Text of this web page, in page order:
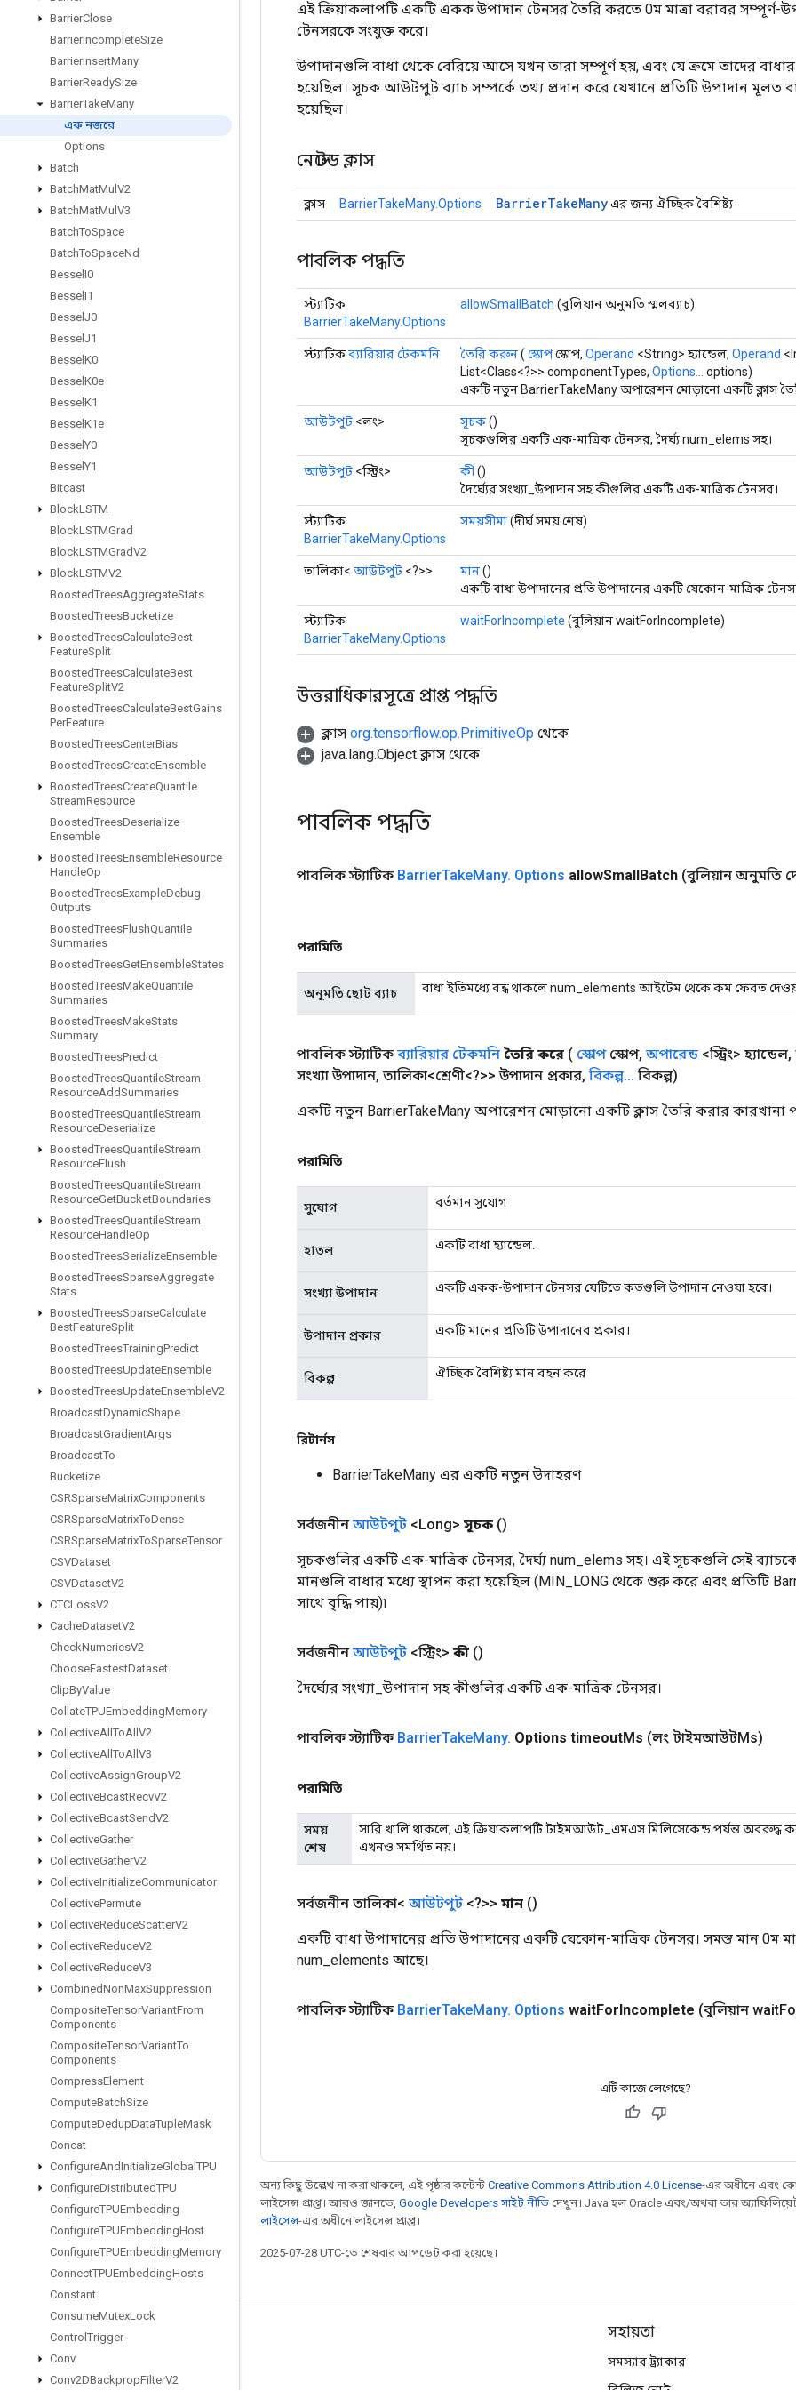
BarrierClose
BarrierIncompleteSize
BarrierInsertMany
BarrierReadySize
BarrierTakeMany
এক নজরে
Options
Batch
BatchMatMul V2
BatchMatMul V3
BatchToSpace
BatchToSpaceNd
Bessel I0
Bessel I1
Bessel J0
Bessel J1
Bessel K0
Bessel K0e
Bessel K1
Bessel K1e
Bessel Y0
Bessel Y1
Bitcast
BlockLSTM
BlockLSTMGrad
BlockLSTMGradV2
BlockLSTMV2
BoostedTreesAggregateStats
BoostedTreesBucketize
BoostedTreesCalculateBest
FeatureSplit
BoostedTreesCalculateBest
FeatureSplitV2
BoostedTreesCalculateBestGains
PerFeature
BoostedTreesCenterBias
BoostedTreesCreateEnsemble
BoostedTreesCreateQuantile
StreamResource
BoostedTreesDeserialize
Ensemble
BoostedTreesEnsembleResource
HandleOp
BoostedTreesExampleDebug
Outputs
BoostedTreesFlushQuantile
Summaries
BoostedTreesGetEnsembleStates
BoostedTreesMakeQuantile
Summaries
BoostedTreesMakeStats
Summary
BoostedTreesPredict
BoostedTreesQuantileStream
ResourceAddSummaries
BoostedTreesQuantileStream
ResourceDeserialize
BoostedTreesQuantileStream
ResourceFlush
BoostedTreesQuantileStream
ResourceGetBucketBoundaries
BoostedTreesQuantileStream
ResourceHandleOp
BoostedTreesSerializeEnsemble
BoostedTreesSparseAggregate
Stats
BoostedTreesSparseCalculate
BestFeatureSplit
BoostedTreesTrainingPredict
BoostedTreesUpdateEnsemble
BoostedTreesUpdateEnsembleV2
BroadcastDynamicShape
BroadcastGradientArgs
BroadcastTo
Bucketize
CSRSparseMatrixComponents
CSRSparseMatrixToDense
CSRSparseMatrixToSparseTensor
CSVDataset
CSVDatasetV2
CTCLossV2
CacheDatasetV2
CheckNumericsV2
ChooseFastestDataset
ClipByValue
CollateTPUEmbeddingMemory
CollectiveAll ToAll V2
CollectiveAll ToAll V3
CollectiveAssignGroupV2
CollectiveBcastRecvV2
CollectiveBcastSendV2
CollectiveGather
CollectiveGatherV2
CollectiveInitializeCommunicator
CollectivePermute
CollectiveReduceScatterV2
CollectiveReduceV2
CollectiveReduceV3
CombinedNonMaxSuppression
CompositeTensorVariantFrom
Components
CompositeTensorVariantTo
Components
CompressElement
ComputeBatchSize
ComputeDedupDataTupleMask
Concat
ConfigureAndInitializeGlobal TPU
ConfigureDistributedTPU
ConfigureTPUEmbedding
ConfigureTPUEmbeddingHost
ConfigureTPUEmbeddingMemory
ConnectTPUEmbeddingHosts
Constant
ConsumeMutexLock
Control Trigger
Conv
Conv2DBackpropFilterV2
এই ক্রিয়াকলাপটি একটি একক উপাদান টেনসর তৈরি করতে 0ম মাত্রা বরাবর সম্পূর্ণ-
টেনসরকে সংযুক্ত করে।
উপাদানগুলি বাধা থেকে বেরিয়ে আসে যখন তারা সম্পূর্ণ হয়, এবং যে ক্রমে তাদের বাধার
হয়েছিল। সূচক আউটপুট ব্যাচ সম্পর্কে তথ্য প্রদান করে যেখানে প্রতিটি উপাদান মূলত
হয়েছিল।
নেস্টেড ক্লাস
ক্লাস BarrierTakeMany.Options BarrierTakeManyএর জন্য ঐচ্ছিক বৈশিষ্ট্য
পাবলিক পদ্ধতি
স্ট্যাটিক
BarrierTakeMany.Options
allowSmallBatch (বুলিয়ান অনুমতি স্মলব্যাচ)
স্ট্যাটিকব্যারিয়ার টেকমনি তৈরি করুন( স্কোপস্কোপ, Operand <String> হ্যান্ডেল, Operand
List<Class<?>> componentTypes, Options...
options)
একটি নতুন BarrierTakeMany অপারেশন মোড়ানো একটি ক্লাস
আউটপুট <লং> সূচক()
সূচকগুলির একটি এক-মাত্রিক টেনসর, দৈর্ঘ্য num_elems সহ।
আউটপুট <স্ট্রিং> কী()
দৈর্ঘ্যের সংখ্যা_উপাদান সহ কীগুলির একটি এক-মাত্রিক টেনসর।
স্ট্যাটিক
BarrierTakeMany.Options
সময়সীমা(দীর্ঘ সময় শেষ)
তালিকা< আউটপুট <?>> মান()
একটি বাধা উপাদানের প্রতি উপাদানের একটি যেকোন-মাত্রিক
স্ট্যাটিক
BarrierTakeMany.Options
waitForIncomplete (বুলিয়ান waitForIncomplete)
উত্তরাধিকারসূত্রে প্রাপ্ত পদ্ধতি
ক্লাস org.tensorflow.op.PrimitiveOp থেকে
java.lang.Object ক্লাস থেকে
পাবলিক পদ্ধতি
পাবলিক স্ট্যাটিক BarrierTakeMany. Options allowSmallBatch (বুলিয়ান অনুমতি
পরামিতি
অনুমতি ছোট ব্যাচ বাধা ইতিমধ্যে বন্ধ থাকলে num_elements আইটেম থেকে কম ফেরত
পাবলিক স্ট্যাটিক ব্যারিয়ার টেকমনি তৈরি করে ( স্কোপস্কোপ, অপারেন্ড <স্ট্রিং> হ্যান্ডেল,
সংখ্যা উপাদান, তালিকা<শ্রেণী<?>> উপাদান প্রকার, বিকল্প... বিকল্প)
একটি নতুন BarrierTakeMany অপারেশন মোড়ানো একটি ক্লাস তৈরি করার কারখানা
পরামিতি
সুযোগ বর্তমান সুযোগ
হাতল একটি বাধা হ্যান্ডেল.
সংখ্যা উপাদান একটি একক-উপাদান টেনসর যেটিতে কতগুলি উপাদান নেওয়া হবে।
উপাদান প্রকার একটি মানের প্রতিটি উপাদানের প্রকার।
বিকল্প ঐচ্ছিক বৈশিষ্ট্য মান বহন করে
রিটার্নস
BarrierTakeMany এর একটি নতুন উদাহরণ
সর্বজনীন আউটপুট <Long> সূচক ()
সূচকগুলির একটি এক-মাত্রিক টেনসর, দৈর্ঘ্য num_elems সহ। এই সূচকগুলি সেই ব্যাচকে
মানগুলি বাধার মধ্যে স্থাপন করা হয়েছিল (MIN_LONG থেকে শুরু করে এবং প্রতিটি
সাথে বৃদ্ধি পায়)৷
সর্বজনীন আউটপুট <স্ট্রিং> কী ()
দৈর্ঘ্যের সংখ্যা_উপাদান সহ কীগুলির একটি এক-মাত্রিক টেনসর।
পাবলিক স্ট্যাটিক BarrierTakeMany. Options timeoutMs (লং টাইমআউটMs)
পরামিতি
সময়
শেষ
সারি খালি থাকলে, এই ক্রিয়াকলাপটি টাইমআউট_এমএস মিলিসেকেন্ড পর্যন্ত অবরুদ্ধ
এখনও সমর্থিত নয়।
সর্বজনীন তালিকা< আউটপুট <?>> মান ()
একটি বাধা উপাদানের প্রতি উপাদানের একটি যেকোন-মাত্রিক টেনসর। সমস্ত মান 0ম
num_elements আছে।
পাবলিক স্ট্যাটিক BarrierTakeMany. Options waitForIncomplete (বুলিয়ান wait
এটি কাজে লেগেছে?
অন্য কিছু উল্লেখ না করা থাকলে, এই পৃষ্ঠার কন্টেন্ট Creative Commons Attribution 4.0 License-এর অধীনে এবং
লাইসেন্স প্রাপ্ত। আরও জানতে, Google Developers সাইট নীতি দেখুন। Java হল Oracle এবং/অথবা তার অ্যাফিলিয়েট
লাইসেন্স-এর অধীনে লাইসেন্স প্রাপ্ত।
2025-07-28 UTC-তে শেষবার আপডেট করা হয়েছে।
সবসময় যুক্ত থাকুন সহায়তা
সমস্যার ট্র্যাকার